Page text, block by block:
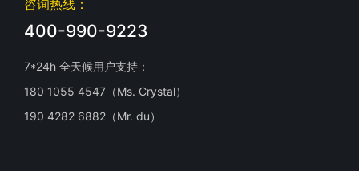
咨询热线：
400-990-9223
7*24h 全天候用户支持：
180 1055 4547（Ms. Crystal）
190 4282 6882（Mr. du）